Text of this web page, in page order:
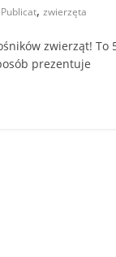
, zwierzęta
zwierząt!
prezentuje